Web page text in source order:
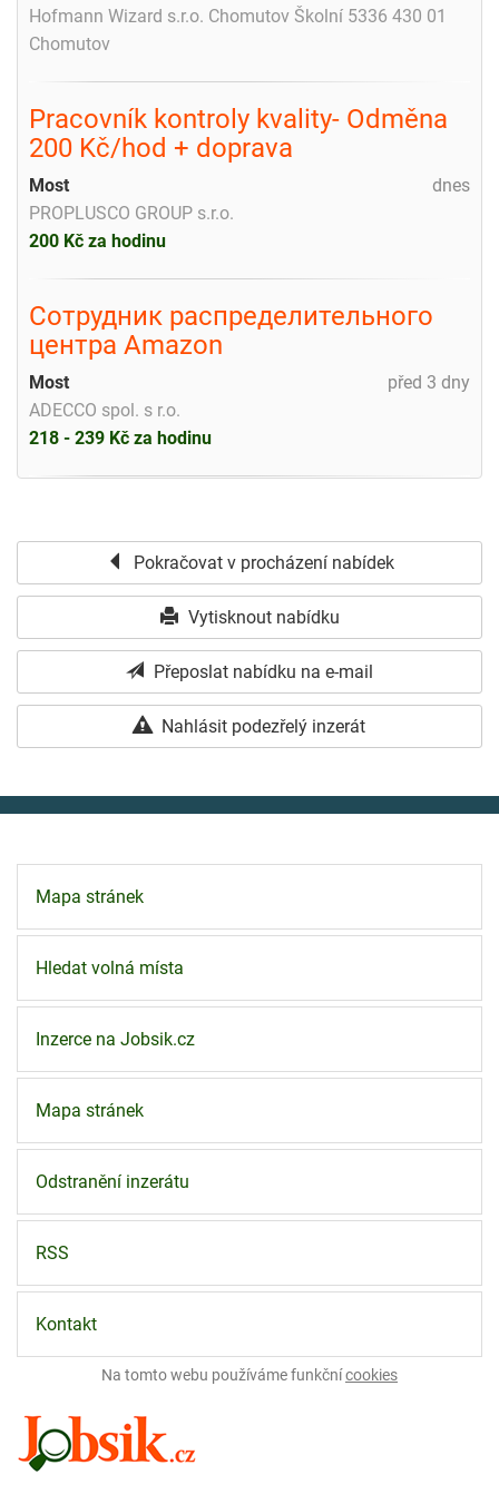
Hofmann Wizard s.r.o. Chomutov Školní 5336 430 01
Chomutov
Pracovník kontroly kvality- Odměna
200 Kč/hod + doprava
dnes
Most
PROPLUSCO GROUP s.r.o.
200 Kč za hodinu
Сотрудник распределительного
центра Amazon
před 3 dny
Most
ADECCO spol. s r.o.
218 - 239 Kč za hodinu
Pokračovat v procházení nabídek
Vytisknout nabídku
Přeposlat nabídku na e-mail
Nahlásit podezřelý inzerát
Mapa stránek
Hledat volná místa
Inzerce na Jobsik.cz
Mapa stránek
Odstranění inzerátu
RSS
Kontakt
Na tomto webu používáme funkčnícookies